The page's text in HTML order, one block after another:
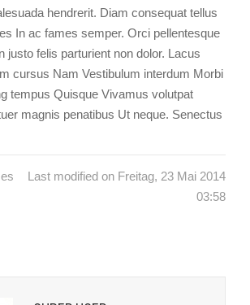
hendrerit. Diam consequat tellus
In ac fames semper. Orci pellentesque
justo felis parturient non dolor. Lacus
cursus Nam Vestibulum interdum Morbi
tempus Quisque Vivamus volutpat
magnis penatibus Ut neque. Senectus
Last modified on Freitag, 23 Mai 2014
03:58